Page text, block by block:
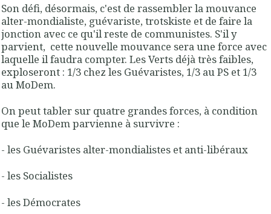
Son défi, désormais, c'est de rassembler la mouvance
alter-mondialiste, guévariste, trotskiste et de faire la
jonction avec ce qu'il reste de communistes. S'il y
parvient, cette nouvelle mouvance sera une force avec
laquelle il faudra compter. Les Verts déjà très faibles,
exploseront : 1/3 chez les Guévaristes, 1/3 au PS et 1/3
au MoDem.
On peut tabler sur quatre grandes forces, à condition
que le MoDem parvienne à survivre :
- les Guévaristes alter-mondialistes et anti-libéraux
- les Socialistes
- les Démocrates